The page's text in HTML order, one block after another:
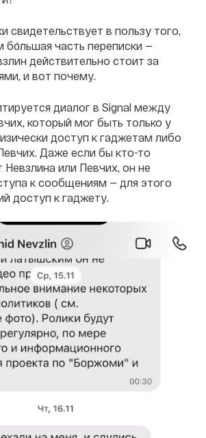
свидетельствует в пользу того,
бо́льшая часть переписки —
действительно стоит за
и вот почему.
диалог в Signal между
который мог быть только у
доступ к гаджетам либо
Даже если бы кто-то
Невзлина или Певчих, он не
к сообщениям — для этого
доступ к гаджету.